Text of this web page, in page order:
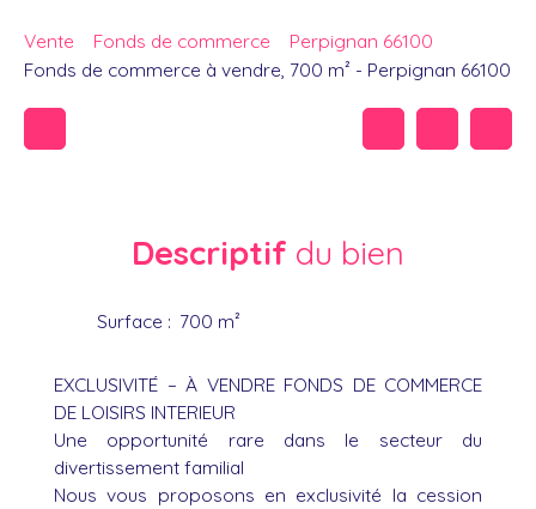
Vente Fonds de commerce
Perpignan 66100
Fonds de commerce à vendre, 700 m² - Perpignan 66100
Descriptif du bien
Surface : 700 m²
EXCLUSIVITÉ – À VENDRE FONDS DE COMMERCE
DE LOISIRS INTERIEUR
Une opportunité rare dans le secteur du
divertissement familial
Nous vous proposons en exclusivité la cession